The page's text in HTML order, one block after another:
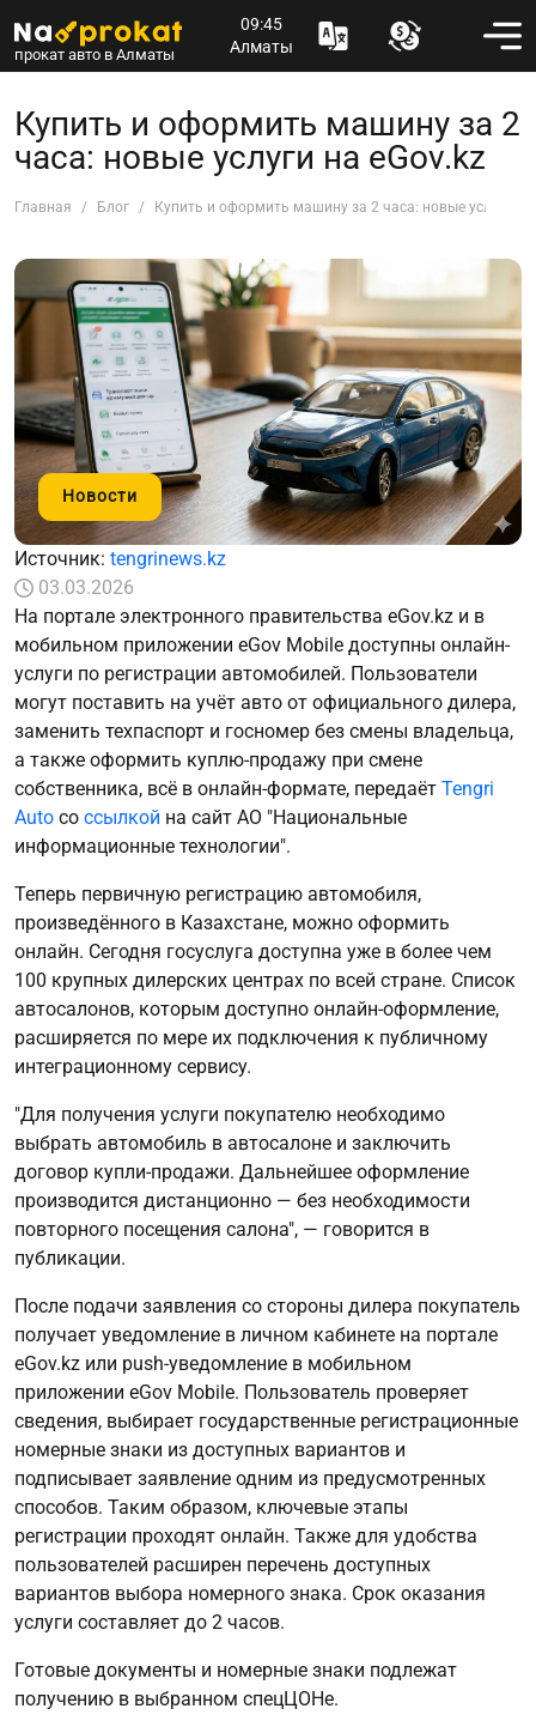
прокат авто в Алматы
09:45
Алматы
Купить и оформить машину за 2
часа: новые услуги на eGov.kz
Главная Блог Купить и оформить машину за 2 часа: новые услуги на
Новости
Источник: tengrinews.kz
03.03.2026
На портале электронного правительства eGov.kz и в
мобильном приложении eGov Mobile доступны онлайн-
услуги по регистрации автомобилей. Пользователи
могут поставить на учёт авто от официального дилера,
заменить техпаспорт и госномер без смены владельца,
а также оформить куплю-продажу при смене
собственника, всё в онлайн-формате, передаёт Tengri
Auto со ссылкой на сайт АО "Национальные
информационные технологии".
Теперь первичную регистрацию автомобиля,
произведённого в Казахстане, можно оформить
онлайн. Сегодня госуслуга доступна уже в более чем
100 крупных дилерских центрах по всей стране. Список
автосалонов, которым доступно онлайн-оформление,
расширяется по мере их подключения к публичному
интеграционному сервису.
"Для получения услуги покупателю необходимо
выбрать автомобиль в автосалоне и заключить
договор купли-продажи. Дальнейшее оформление
производится дистанционно — без необходимости
повторного посещения салона", — говорится в
публикации.
После подачи заявления со стороны дилера покупатель
получает уведомление в личном кабинете на портале
eGov.kz или push-уведомление в мобильном
приложении eGov Mobile. Пользователь проверяет
сведения, выбирает государственные регистрационные
номерные знаки из доступных вариантов и
подписывает заявление одним из предусмотренных
способов. Таким образом, ключевые этапы
регистрации проходят онлайн. Также для удобства
пользователей расширен перечень доступных
вариантов выбора номерного знака. Срок оказания
услуги составляет до 2 часов.
Готовые документы и номерные знаки подлежат
получению в выбранном спецЦОНе.